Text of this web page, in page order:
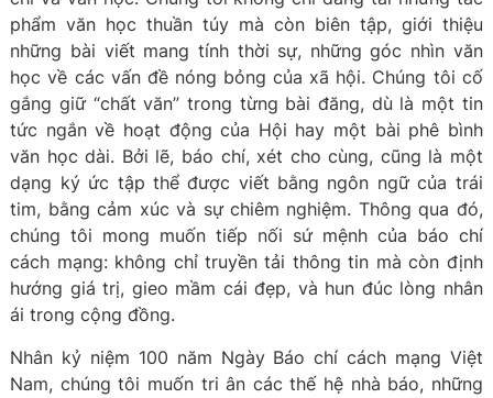
phẩm văn học thuần túy mà còn biên tập, giới thiệu
những bài viết mang tính thời sự, những góc nhìn văn
học về các vấn đề nóng bỏng của xã hội. Chúng tôi cố
gắng giữ “chất văn” trong từng bài đăng, dù là một tin
tức ngắn về hoạt động của Hội hay một bài phê bình
văn học dài. Bởi lẽ, báo chí, xét cho cùng, cũng là một
dạng ký ức tập thể được viết bằng ngôn ngữ của trái
tim, bằng cảm xúc và sự chiêm nghiệm. Thông qua đó,
chúng tôi mong muốn tiếp nối sứ mệnh của báo chí
cách mạng: không chỉ truyền tải thông tin mà còn định
hướng giá trị, gieo mầm cái đẹp, và hun đúc lòng nhân
ái trong cộng đồng.
Nhân kỷ niệm 100 năm Ngày Báo chí cách mạng Việt
Nam, chúng tôi muốn tri ân các thế hệ nhà báo, những